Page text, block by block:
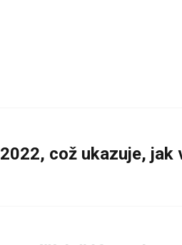
což ukazuje, jak